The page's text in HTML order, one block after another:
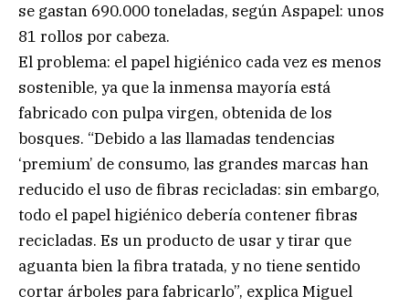
se gastan 690.000 toneladas, según Aspapel: unos
81 rollos por cabeza.
El problema: el papel higiénico cada vez es menos
sostenible, ya que la inmensa mayoría está
fabricado con pulpa virgen, obtenida de los
bosques. “Debido a las llamadas tendencias
‘premium’ de consumo, las grandes marcas han
reducido el uso de fibras recicladas: sin embargo,
todo el papel higiénico debería contener fibras
recicladas. Es un producto de usar y tirar que
aguanta bien la fibra tratada, y no tiene sentido
cortar árboles para fabricarlo”, explica Miguel